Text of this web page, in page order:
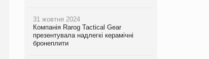
31 жовтня 2024
Компанія Rarog Tactical Gear
презентувала надлегкі керамічні
бронеплити